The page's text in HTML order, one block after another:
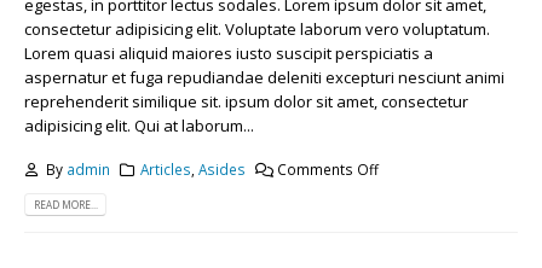
egestas, in porttitor lectus sodales. Lorem ipsum dolor sit amet,
consectetur adipisicing elit. Voluptate laborum vero voluptatum.
Lorem quasi aliquid maiores iusto suscipit perspiciatis a
aspernatur et fuga repudiandae deleniti excepturi nesciunt animi
reprehenderit similique sit. ipsum dolor sit amet, consectetur
adipisicing elit. Qui at laborum...
By admin Articles,Asides Comments Off
READ MORE...